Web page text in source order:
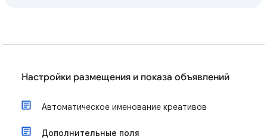
Настройки размещения и показа объявлений
Автоматическое именование креативов
Дополнительные поля